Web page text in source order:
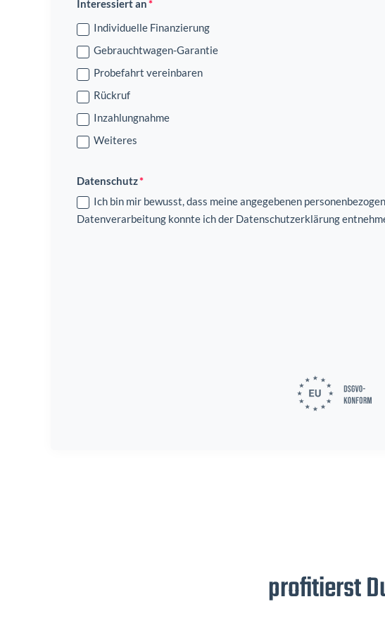
Interessiert an
Individuelle Finanzierung
Gebrauchtwagen-Garantie
Probefahrt vereinbaren
Rückruf
Inzahlungnahme
Weiteres
Datenschutz
Ich bin mir bewusst, dass meine angegebenen
Datenverarbeitung konnte ich der Datenschutzerklärung
profitierst